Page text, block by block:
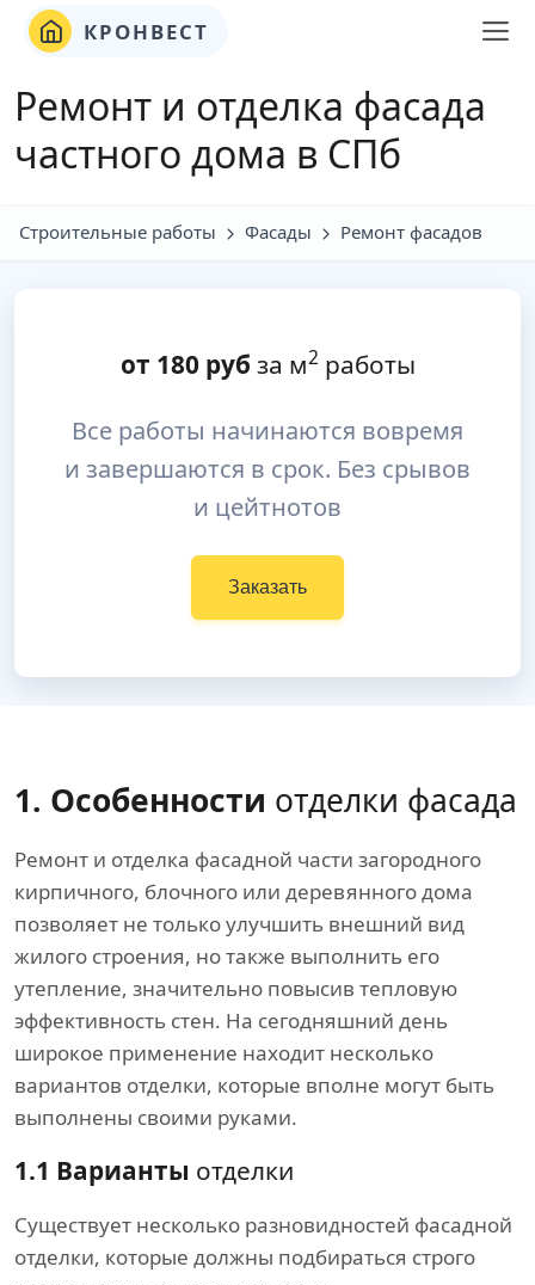
КРОНВЕСТ
Ремонт и отделка фасада
частного дома в СПб
Строительные работы Фасады Ремонт фасадов
от 180руб за м2работы
Все работы начинаются вовремя
и завершаются в срок. Без срывов
и цейтнотов
Заказать
1. Особенности отделки фасада
Ремонт и отделка фасадной части загородного
кирпичного, блочного или деревянного дома
позволяет не только улучшить внешний вид
жилого строения, но также выполнить его
утепление, значительно повысив тепловую
эффективность стен. На сегодняшний день
широкое применение находит несколько
вариантов отделки, которые вполне могут быть
выполнены своими руками.
1.1 Варианты отделки
Существует несколько разновидностей фасадной
отделки, которые должны подбираться строго